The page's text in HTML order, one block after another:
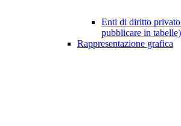
Enti di diritto
pubblicare in tabelle)
Rappresentazione grafica